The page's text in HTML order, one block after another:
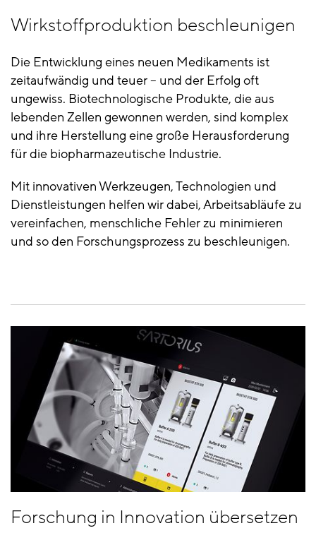
Wirkstoffproduktion beschleunigen
Die Entwicklung eines neuen Medikaments ist
zeitaufwändig und teuer – und der Erfolg oft
ungewiss. Biotechnologische Produkte, die aus
lebenden Zellen gewonnen werden, sind komplex
und ihre Herstellung eine große Herausforderung
für die biopharmazeutische Industrie.
Mit innovativen Werkzeugen, Technologien und
Dienstleistungen helfen wir dabei, Arbeitsabläufe zu
vereinfachen, menschliche Fehler zu minimieren
und so den Forschungsprozess zu beschleunigen.
Forschung in Innovation übersetzen